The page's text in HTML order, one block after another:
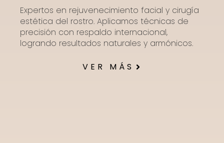
Expertos en rejuvenecimiento facial y cirugía
estética del rostro. Aplicamos técnicas de
precisión con respaldo internacional,
logrando resultados naturales y armónicos.
VER MÁS